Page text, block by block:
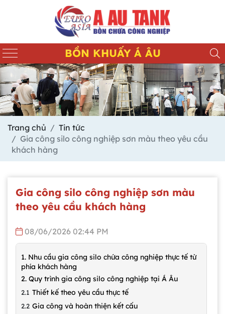
BỒN KHUẤY Á ÂU
Trang chủ
Tin tức
Gia công silo công nghiệp sơn màu theo yêu cầu
khách hàng
Gia công silo công nghiệp sơn màu
theo yêu cầu khách hàng
08/06/2026 02:44 PM
1. Nhu cầu gia công silo chứa công nghiệp thực tế từ
phía khách hàng
2. Quy trình gia công silo công nghiệp tại Á Âu
Thiết kế theo yêu cầu thực tế
Gia công và hoàn thiện kết cấu